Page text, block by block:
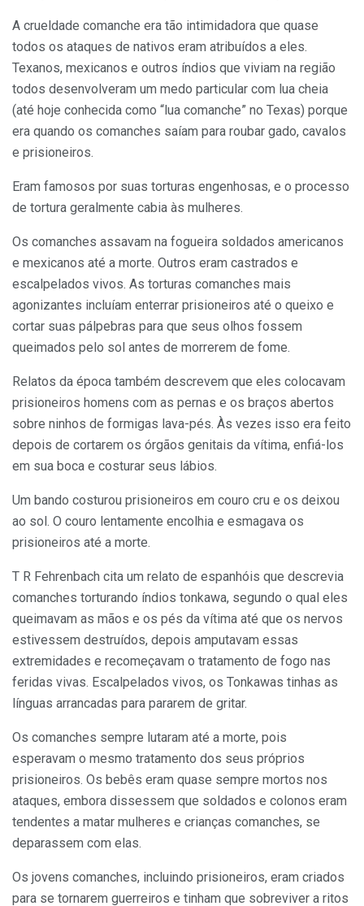
A crueldade comanche era tão intimidadora que quase
todos os ataques de nativos eram atribuídos a eles.
Texanos, mexicanos e outros índios que viviam na região
todos desenvolveram um medo particular com lua cheia
(até hoje conhecida como “lua comanche” no Texas) porque
era quando os comanches saíam para roubar gado, cavalos
e prisioneiros.
Eram famosos por suas torturas engenhosas, e o processo
de tortura geralmente cabia às mulheres.
Os comanches assavam na fogueira soldados americanos
e mexicanos até a morte. Outros eram castrados e
escalpelados vivos. As torturas comanches mais
agonizantes incluíam enterrar prisioneiros até o queixo e
cortar suas pálpebras para que seus olhos fossem
queimados pelo sol antes de morrerem de fome.
Relatos da época também descrevem que eles colocavam
prisioneiros homens com as pernas e os braços abertos
sobre ninhos de formigas lava-pés. Às vezes isso era feito
depois de cortarem os órgãos genitais da vítima, enfiá-los
em sua boca e costurar seus lábios.
Um bando costurou prisioneiros em couro cru e os deixou
ao sol. O couro lentamente encolhia e esmagava os
prisioneiros até a morte.
T R Fehrenbach cita um relato de espanhóis que descrevia
comanches torturando índios tonkawa, segundo o qual eles
queimavam as mãos e os pés da vítima até que os nervos
estivessem destruídos, depois amputavam essas
extremidades e recomeçavam o tratamento de fogo nas
feridas vivas. Escalpelados vivos, os Tonkawas tinhas as
línguas arrancadas para pararem de gritar.
Os comanches sempre lutaram até a morte, pois
esperavam o mesmo tratamento dos seus próprios
prisioneiros. Os bebês eram quase sempre mortos nos
ataques, embora dissessem que soldados e colonos eram
tendentes a matar mulheres e crianças comanches, se
deparassem com elas.
Os jovens comanches, incluindo prisioneiros, eram criados
para se tornarem guerreiros e tinham que sobreviver a ritos